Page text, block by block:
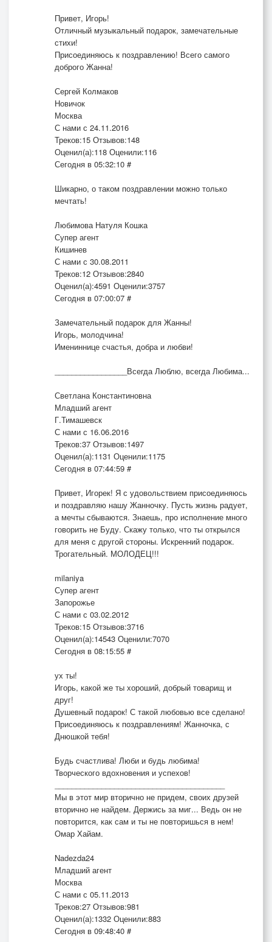
Привет, Игорь!
Отличный музыкальный подарок, замечательные
стихи!
Присоединяюсь к поздравлению! Всего самого
доброго Жанна!
Сергей Колмаков
Новичок
Москва
С нами с 24.11.2016
Треков:15 Отзывов:148
Оценил(а):118 Оценили:116
Сегодня в 05:32:10 #
Шикарно, о таком поздравлении можно только
мечтать!
Любимова Натуля Кошка
Супер агент
Кишинев
С нами с 30.08.2011
Треков:12 Отзывов:2840
Оценил(а):4591 Оценили:3757
Сегодня в 07:00:07 #
Замечательный подарок для Жанны!
Игорь, молодчина!
Имениннице счастья, добра и любви!
_________________Всегда Люблю, всегда Любима...
Светлана Константиновна
Младший агент
Г.Тимашевск
С нами с 16.06.2016
Треков:37 Отзывов:1497
Оценил(а):1131 Оценили:1175
Сегодня в 07:44:59 #
Привет, Игорек! Я с удовольствием присоединяюсь
и поздравляю нашу Жанночку. Пусть жизнь радует,
а мечты сбываются. Знаешь, про исполнение много
говорить не Буду. Скажу только, что ты открылся
для меня с другой стороны. Искренний подарок.
Трогательный. МОЛОДЕЦ!!!
milaniya
Супер агент
Запорожье
С нами с 03.02.2012
Треков:15 Отзывов:3716
Оценил(а):14543 Оценили:7070
Сегодня в 08:15:55 #
ух ты!
Игорь, какой же ты хороший, добрый товарищ и
друг!
Душевный подарок! С такой любовью все сделано!
Присоединяюсь к поздравлениям! Жанночка, с
Днюшкой тебя!
Будь счастлива! Люби и будь любима!
Творческого вдохновения и успехов!
Мы в этот мир вторично не придем, своих друзей
вторично не найдем. Держись за миг... Ведь он не
повторится, как сам и ты не повторишься в нем!
Омар Хайам.
Nadezda24
Младший агент
Москва
С нами с 05.11.2013
Треков:27 Отзывов:981
Оценил(а):1332 Оценили:883
Сегодня в 09:48:40 #